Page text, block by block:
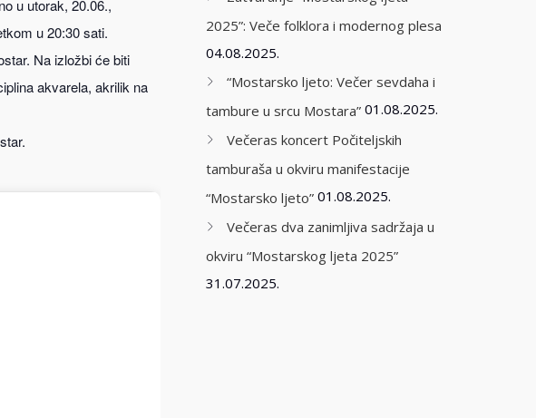
u utorak, 20.06.,
u 20:30 sati.
Na izložbi će biti
akvarela, akrilik na
2025”: Veče folklora i modernog plesa
04.08.2025.
“Mostarsko ljeto: Večer sevdaha i
tambure u srcu Mostara” 01.08.2025.
Večeras koncert Počiteljskih
tamburaša u okviru manifestacije
“Mostarsko ljeto” 01.08.2025.
Večeras dva zanimljiva sadržaja u
okviru “Mostarskog ljeta 2025”
31.07.2025.